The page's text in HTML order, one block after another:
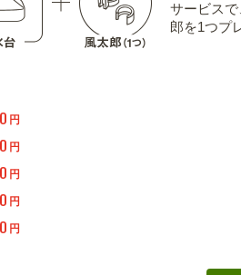
サービス
郎を1つプ
円
円
円
円
円